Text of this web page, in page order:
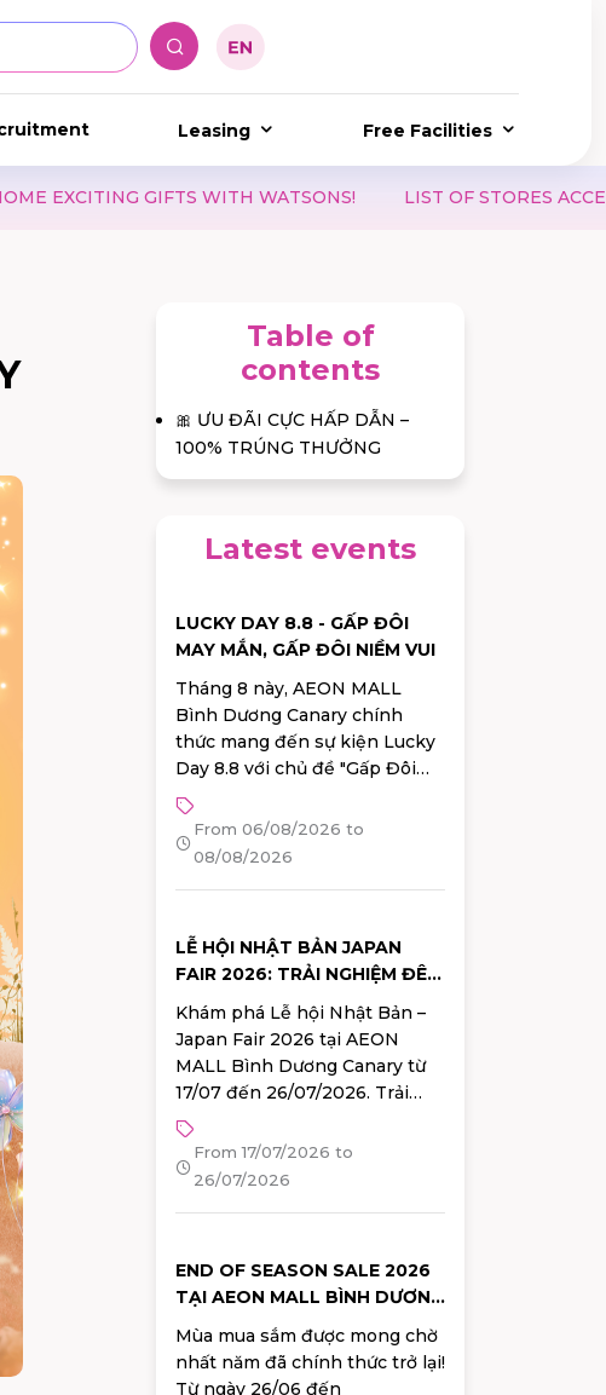
Leasing Free Facilities
WITH WATSONS! LIST OF STORES ACCEPTING WAON
Table of
contents
🎀 ƯU ĐÃI CỰC HẤP DẪN –
100% TRÚNG THƯỞNG
Latest events
LUCKY DAY 8.8 - GẤP ĐÔI
MAY MẮN, GẤP ĐÔI NIỀM VUI
Tháng 8 này, AEON MALL
Bình Dương Canary chính
thức mang đến sự kiện Lucky
Day 8.8 với chủ đề "Gấp Đôi
May Mắn - Gấp Đôi Niềm Vui",
hứa hẹn mang đến chuỗi hoạt
động hấp dẫn cùng nhiều
From 06/08/2026 to
08/08/2026
LỄ HỘI NHẬT BẢN JAPAN
FAIR 2026: TRẢI NGHIỆM ĐÊM
MÙA HÈ RỰC RỠ TẠI AEON
MALL BÌNH DƯƠNG CANARY
Khám phá Lễ hội Nhật Bản –
Japan Fair 2026 tại AEON
MALL Bình Dương Canary từ
17/07 đến 26/07/2026. Trải
nghiệm không gian check-in
"Vườn hạ trên không", đêm hội
văn hóa đặc sắc, diễu hành
thương hiệu Nhật Bản hàng
đầu. Đăng ký tham gia ngay!
From 17/07/2026 to
26/07/2026
END OF SEASON SALE 2026
TẠI AEON MALL BÌNH DƯƠNG
CANARY: GIẢM GIÁ ĐẾN
50%++, ĐỔI QUÀ 100% TRÚNG
Mùa mua sắm được mong chờ
nhất năm đã chính thức trở lại!
Từ ngày 26/06 đến